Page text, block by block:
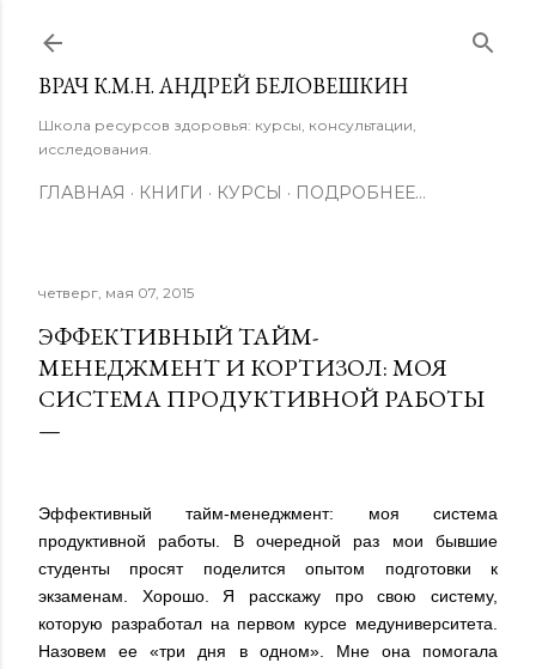
ВРАЧ К.М.Н. АНДРЕЙ БЕЛОВЕШКИН
Школа ресурсов здоровья: курсы, консультации,
исследования.
ГЛАВНАЯ КНИГИ КУРСЫ ПОДРОБНЕЕ…
четверг, мая 07, 2015
ЭФФЕКТИВНЫЙ ТАЙМ-
МЕНЕДЖМЕНТ И КОРТИЗОЛ: МОЯ
СИСТЕМА ПРОДУКТИВНОЙ РАБОТЫ
Эффективный тайм-менеджмент: моя система
продуктивной работы. В очередной раз мои бывшие
студенты просят поделится опытом подготовки к
экзаменам. Хорошо. Я расскажу про свою систему,
которую разработал на первом курсе медуниверситета.
Назовем ее «три дня в одном». Мне она помогала